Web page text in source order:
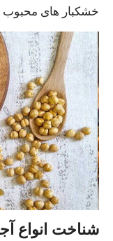
خشکبار های محبوب
شناخت انواع